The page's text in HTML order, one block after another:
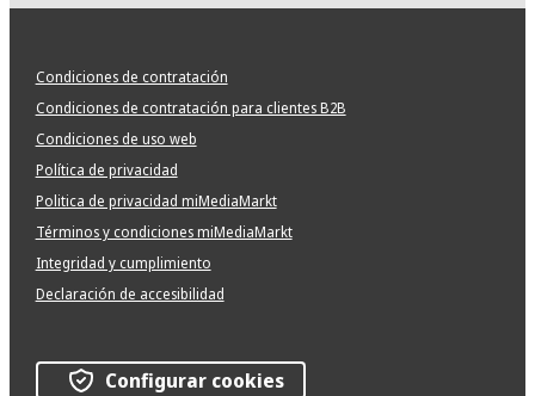
Condiciones de contratación
Condiciones de contratación para clientes B2B
Condiciones de uso web
Política de privacidad
Politica de privacidad miMediaMarkt
Términos y condiciones miMediaMarkt
Integridad y cumplimiento
Declaración de accesibilidad
Configurar cookies